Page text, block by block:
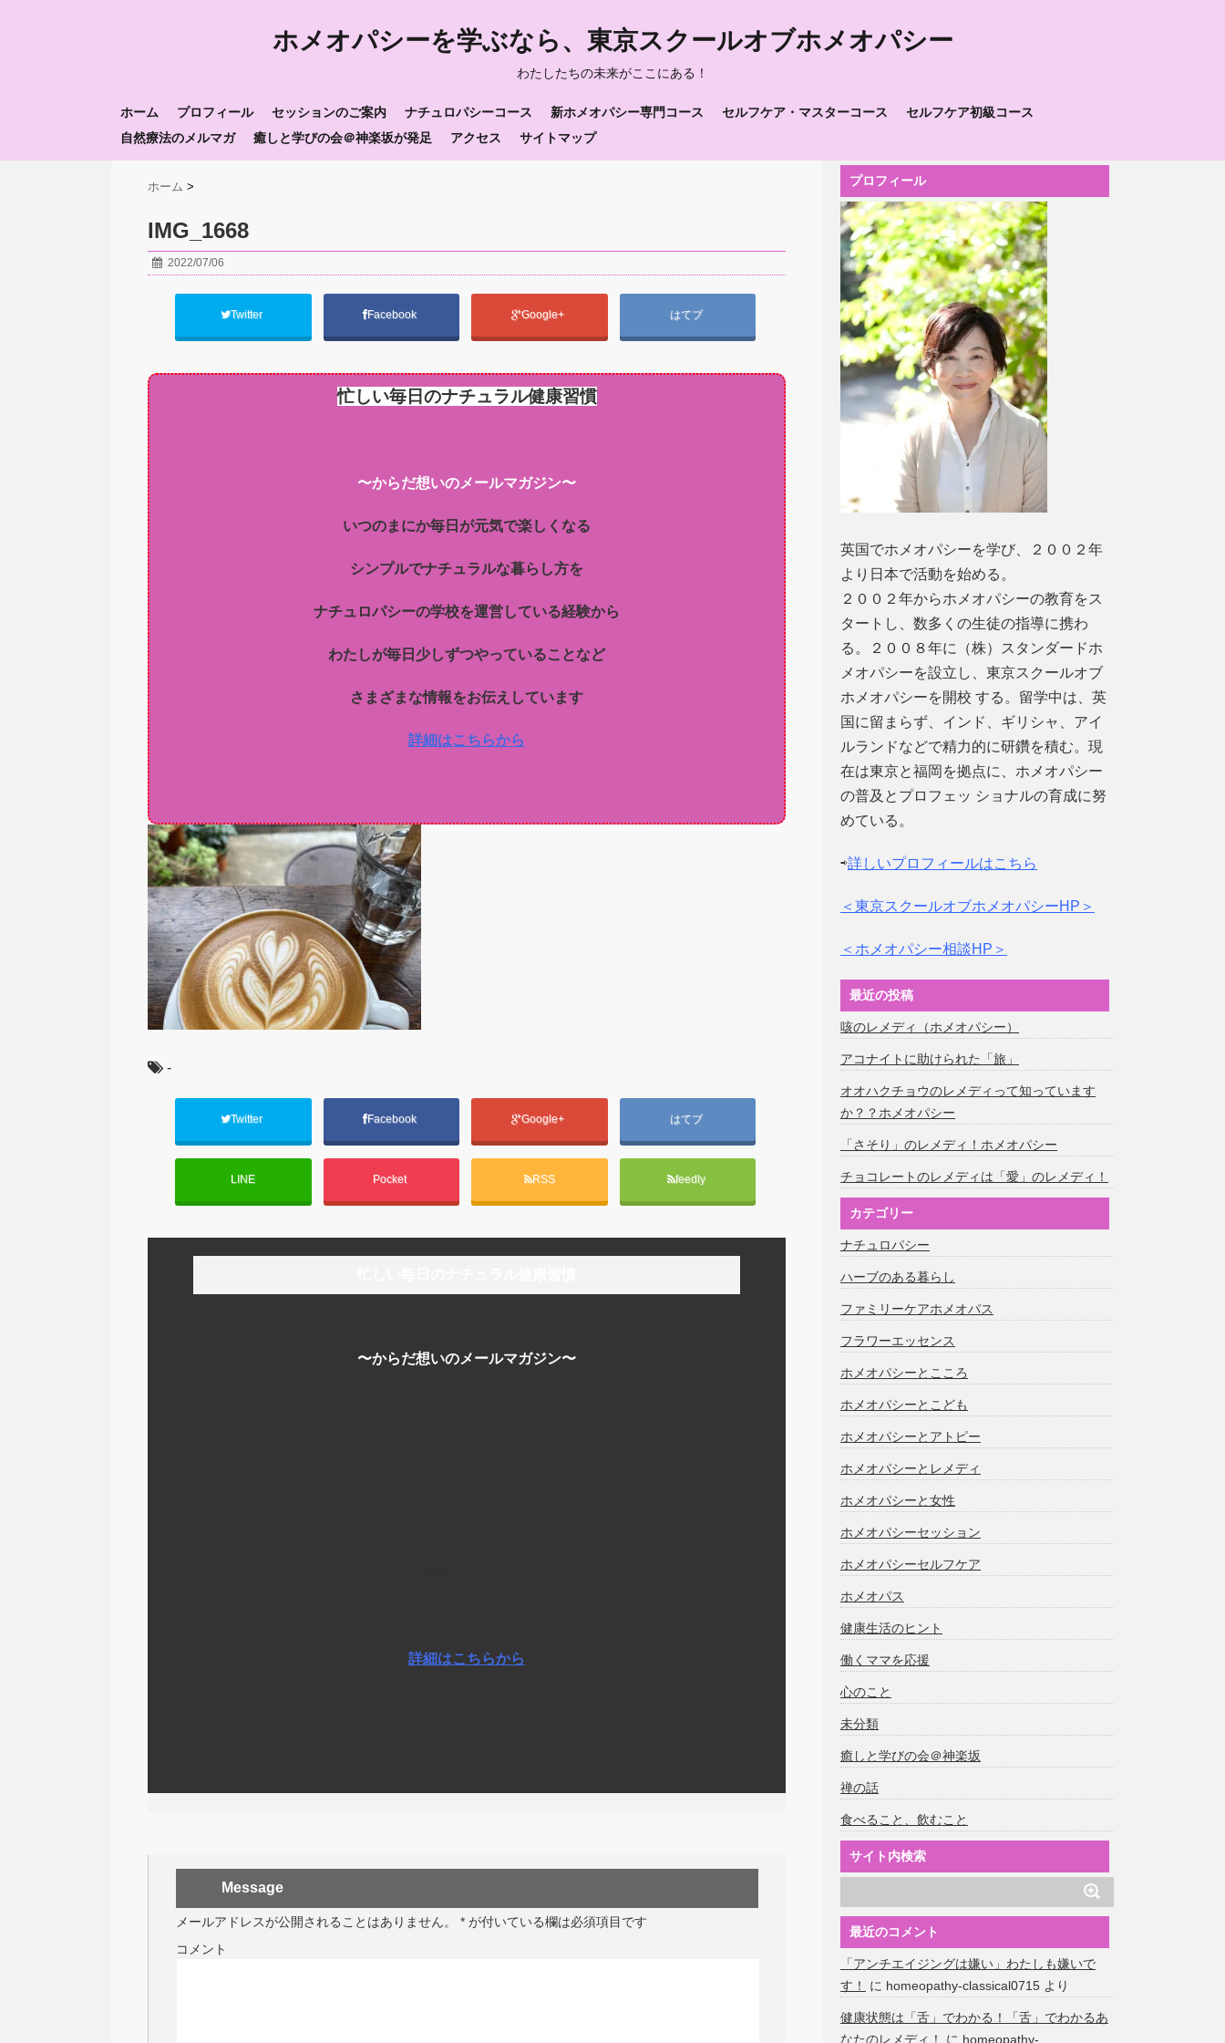
ホメオパシーを学ぶなら、東京スクールオブホメオパシー
わたしたちの未来がここにある！
ホーム プロフィール セッションのご案内 ナチュロパシーコース 新ホメオパシー専門コース セルフケア・マスターコース
セルフケア初級コース
自然療法のメルマガ
癒しと学びの会＠神楽坂が発足 アクセス サイトマップ
ホーム >
IMG_1668
2022/07/06
Twitter Facebook Google+ はてブ
忙しい毎日のナチュラル健康習慣
〜からだ想いのメールマガジン〜
いつのまにか毎日が元気で楽しくなる
シンプルでナチュラルな暮らし方を
ナチュロパシーの学校を運営している経験から
わたしが毎日少しずつやっていることなど
さまざまな情報をお伝えしています
詳細はこちらから
-
Twitter Facebook Google+ はてブ
LINE Pocket RSS feedly
〜からだ想いのメールマガジン〜
詳細はこちらから
Message
メールアドレスが公開されることはありません。 * が付いている欄は必須項目です
コメント
プロフィール
英国でホメオパシーを学び、２００２年
より日本で活動を始める。
２００２年からホメオパシーの教育をス
タートし、数多くの生徒の指導に携わ
る。２００８年に（株）スタンダードホ
メオパシーを設立し、東京スクールオブ
ホメオパシーを開校 する。留学中は、英
国に留まらず、インド、ギリシャ、アイ
ルランドなどで精力的に研鑽を積む。現
在は東京と福岡を拠点に、ホメオパシー
の普及とプロフェッ ショナルの育成に努
めている。
⇨詳しいプロフィールはこちら
＜東京スクールオブホメオパシーHP＞
＜ホメオパシー相談HP＞
最近の投稿
咳のレメディ（ホメオパシー）
アコナイトに助けられた「旅」
オオハクチョウのレメディって知っています
か？？ホメオパシー
「さそり」のレメディ！ホメオパシー
チョコレートのレメディは「愛」のレメディ！
カテゴリー
ナチュロパシー
ハーブのある暮らし
ファミリーケアホメオパス
フラワーエッセンス
ホメオパシーとこころ
ホメオパシーとこども
ホメオパシーとアトピー
ホメオパシーとレメディ
ホメオパシーと女性
ホメオパシーセッション
ホメオパシーセルフケア
ホメオパス
健康生活のヒント
働くママを応援
心のこと
未分類
癒しと学びの会＠神楽坂
禅の話
食べること、飲むこと
サイト内検索
最近のコメント
「アンチエイジングは嫌い」わたしも嫌いで
す！
に homeopathy-classical0715 より
健康状態は「舌」でわかる！「舌」でわかるあ
なたのレメディ！
に homeopathy-